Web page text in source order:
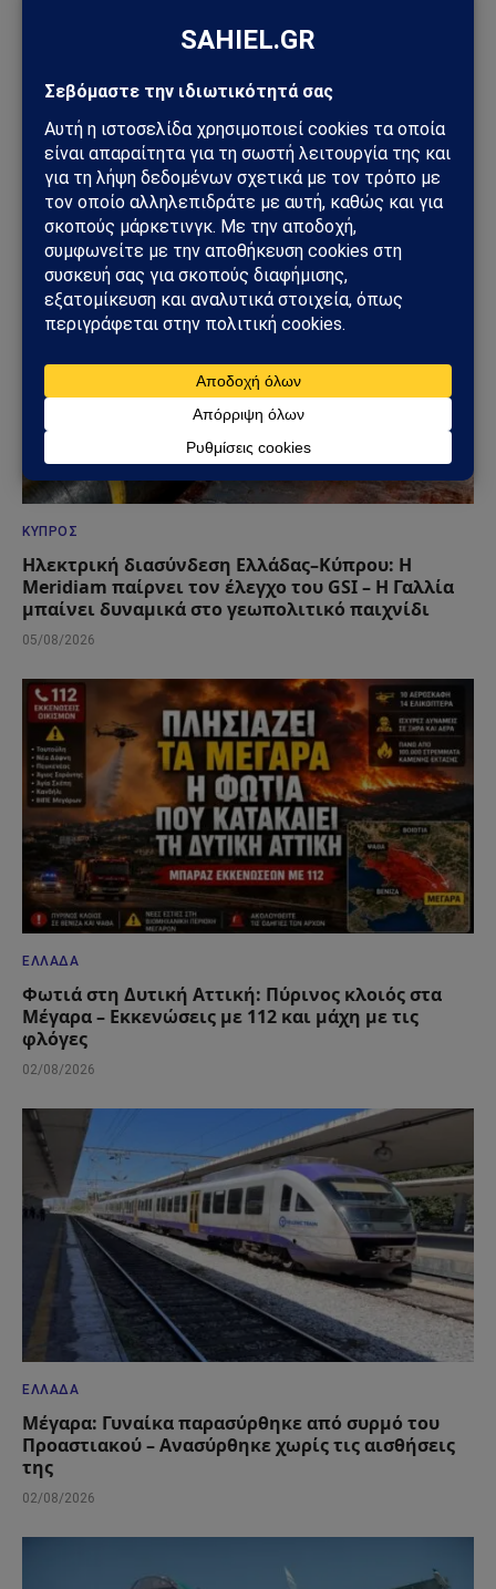
ΠΑΡΆΞΕΝΑ
Πεντάγωνο και UFO: Νέα απόρρητα αρχεία,
βίντεο και ανεξήγητες καταγραφές UAP βγαίνουν
στο φως
08/08/2026
ΚΎΠΡΟΣ
Ηλεκτρική διασύνδεση Ελλάδας–Κύπρου: Η
Meridiam παίρνει τον έλεγχο του GSI – Η Γαλλία
μπαίνει δυναμικά στο γεωπολιτικό παιχνίδι
05/08/2026
ΕΛΛΆΔΑ
Φωτιά στη Δυτική Αττική: Πύρινος κλοιός στα
Μέγαρα – Εκκενώσεις με 112 και μάχη με τις
φλόγες
02/08/2026
ΕΛΛΆΔΑ
Μέγαρα: Γυναίκα παρασύρθηκε από συρμό του
Προαστιακού – Ανασύρθηκε χωρίς τις αισθήσεις
της
02/08/2026